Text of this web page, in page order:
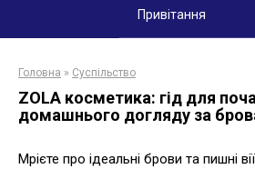
Привітання
Головна » Суспільство
ZOLA косметика: гід для
домашнього догляду за
Мрієте про ідеальні брови та пишні